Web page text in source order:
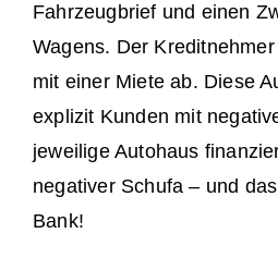
Fahrzeugbrief und einen
Wagens. Der
mit einer Miete ab. Diese
explizit Kunden mit
jeweilige Autohaus
negativer Schufa – und
Bank!